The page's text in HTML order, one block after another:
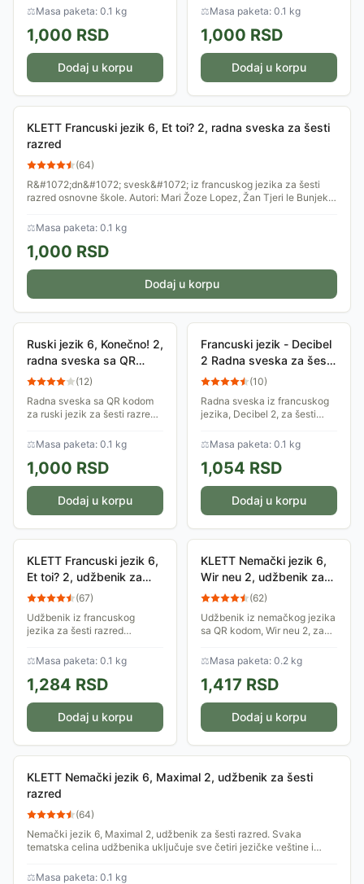
osnovne škole, odobrena od
strane Ministarstva prosvete.
Autori: Vesna...
⚖Masa paketa: 0.1 kg
1,000 RSD
Dodaj u korpu
zadatke za vežbanje svih
jezičkih veština.
⚖Masa paketa: 0.1 kg
1,000 RSD
Dodaj u korpu
KLETT Francuski jezik 6, Et toi? 2, radna sveska za šesti
razred
(64)
R&#1072;dn&#1072; svesk&#1072; iz francuskog jezika za šesti
razred osnovne škole. Autori: Mari Žoze Lopez, Žan Tjeri le Bunjek,
⚖Masa paketa: 0.1 kg
1,000 RSD
Dodaj u korpu
Ruski jezik 6, Konečno! 2,
radna sveska sa QR
kodom za 6. razred Klett
(12)
Radna sveska sa QR kodom
za ruski jezik za šesti razred
rešenjem Ministarstva
prosvete. Izdavač: Klett.
⚖Masa paketa: 0.1 kg
1,000 RSD
Dodaj u korpu
Francuski jezik - Decibel
2 Radna sveska za šesti
razred osnovne škole
(10)
Radna sveska iz francuskog
jezika, Decibel 2, za šesti
odobrena od strane
Ministarstva prosvete. Autori:
Dolores-Danijel...
⚖Masa paketa: 0.1 kg
1,054 RSD
Dodaj u korpu
KLETT Francuski jezik 6,
Et toi? 2, udžbenik za
šesti razred
(67)
Udžbenik iz francuskog
jezika za šesti razred
Žoze Lopez, Žan Tjeri le
⚖Masa paketa: 0.1 kg
1,284 RSD
Dodaj u korpu
KLETT Nemački jezik 6,
Wir neu 2, udžbenik za
šesti razred
(62)
Udžbenik iz nemačkog jezika
sa QR kodom, Wir neu 2, za
odobren od strane
Ministarstva prosvete. Autori:
Ðorđo Mota,...
⚖Masa paketa: 0.2 kg
1,417 RSD
Dodaj u korpu
KLETT Nemački jezik 6, Maximal 2, udžbenik za šesti
razred
(64)
Nemački jezik 6, Maximal 2, udžbenik za šesti razred. Svaka
tematska celina udžbenika uključuje sve četiri jezičke veštine i
⚖Masa paketa: 0.1 kg